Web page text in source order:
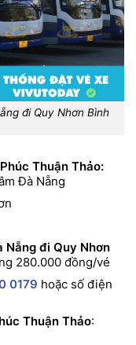
đi Quy Nhơn Bình
Thuận Thảo:
Đà Nẵng
Nẵng đi Quy Nhơn
280.000 đồng/vé
0179 hoặc số điện
Thuận Thảo: